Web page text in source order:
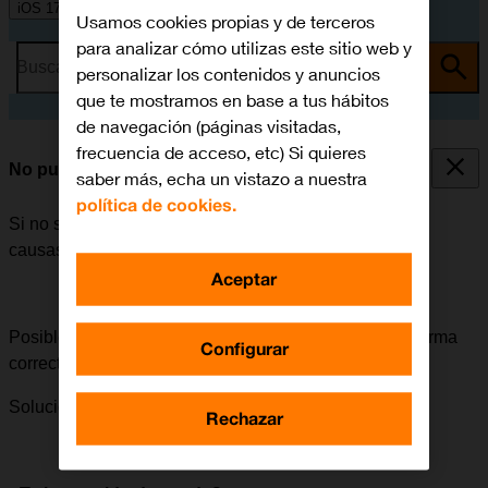
iOS 17
Busca por problema o tema
No puedo encender mi móvil
Si no se puede encender el móvil, puede haber varias
causas posibles al problema.
Posible causa 2 de 2:
El móvil se debe encender de forma
correcta.
Solución: Cómo encender el móvil.
Usamos cookies propias y de terceros
para analizar cómo utilizas este sitio web y
personalizar los contenidos y anuncios
que te mostramos en base a tus hábitos
de navegación (páginas visitadas,
frecuencia de acceso, etc) Si quieres
saber más, echa un vistazo a nuestra
política de cookies.
Configurar
Rechazar
Aceptar